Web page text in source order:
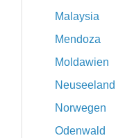
Malaysia
Mendoza
Moldawien
Neuseeland
Norwegen
Odenwald